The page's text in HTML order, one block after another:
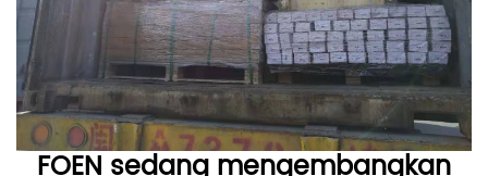
FOEN sedang mengembangkan